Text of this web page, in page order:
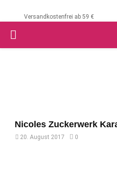
Versandkostenfrei ab 59 €
PRIMARY
Nicoles Zuckerwerk
20. August 2017 0